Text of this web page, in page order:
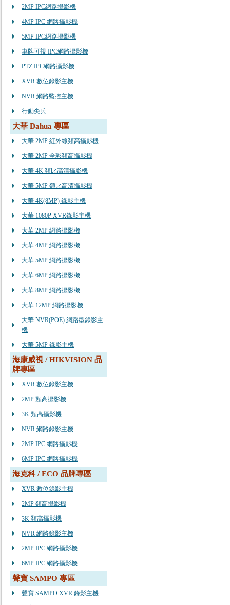
2MP IPC網路攝影機
4MP IPC 網路攝影機
5MP IPC網路攝影機
車牌可視 IPC網路攝影機
PTZ IPC網路攝影機
XVR 數位錄影主機
NVR 網路監控主機
行動尖兵
大華 Dahua 專區
大華 2MP 紅外線類高攝影機
大華 2MP 全彩類高攝影機
大華 4K 類比高清攝影機
大華 5MP 類比高清攝影機
大華 4K(8MP) 錄影主機
大華 1080P XVR錄影主機
大華 2MP 網路攝影機
大華 4MP 網路攝影機
大華 5MP 網路攝影機
大華 6MP 網路攝影機
大華 8MP 網路攝影機
大華 12MP 網路攝影機
大華 NVR(POE) 網路型錄影主
機
大華 5MP 錄影主機
海康威視 / HIKVISION 品
牌專區
XVR 數位錄影主機
2MP 類高攝影機
3K 類高攝影機
NVR 網路錄影主機
2MP IPC 網路攝影機
6MP IPC 網路攝影機
海克科 / ECO 品牌專區
XVR 數位錄影主機
2MP 類高攝影機
3K 類高攝影機
NVR 網路錄影主機
2MP IPC 網路攝影機
6MP IPC 網路攝影機
聲寶 SAMPO 專區
聲寶 SAMPO XVR 錄影主機